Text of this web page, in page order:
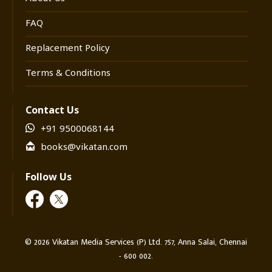
FAQ
Replacement Policy
Terms & Conditions
Contact Us
+91 9500068144
books@vikatan.com
Follow Us
© 2026 Vikatan Media Services (P) Ltd. 757, Anna Salai, Chennai
- 600 002.